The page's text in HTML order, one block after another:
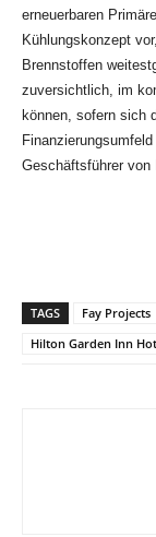
erneuerbaren
Kühlungskonzept
Brennstoffen
zuversichtlich, im
können, sofern sich
Geschäftsführer von
TAGS Fay Projects
Hilton Garden Inn